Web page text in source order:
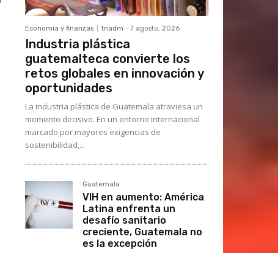
Economía y finanzas tnadm - 7 agosto, 2026
Industria plástica
guatemalteca convierte los
retos globales en innovación y
oportunidades
La industria plástica de Guatemala atraviesa un
momento decisivo. En un entorno internacional
marcado por mayores exigencias de
sostenibilidad,...
Guatemala
VIH en aumento: América
Latina enfrenta un
desafío sanitario
creciente, Guatemala no
es la excepción